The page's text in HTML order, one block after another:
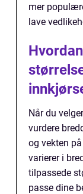
mer
lave
Når du
vurdere
og vekten
varierer i
tilpassede
passe dine